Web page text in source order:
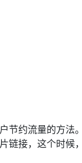
节约流量的方法
接，这个时候